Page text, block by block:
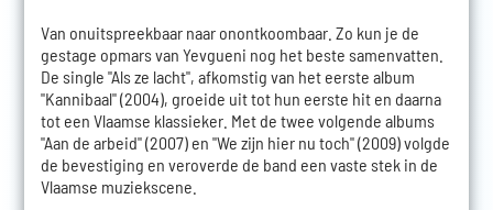
Van onuitspreekbaar naar onontkoombaar. Zo kun je de
gestage opmars van Yevgueni nog het beste samenvatten.
De single "Als ze lacht", afkomstig van het eerste album
"Kannibaal" (2004), groeide uit tot hun eerste hit en daarna
tot een Vlaamse klassieker. Met de twee volgende albums
"Aan de arbeid" (2007) en "We zijn hier nu toch" (2009) volgde
de bevestiging en veroverde de band een vaste stek in de
Vlaamse muziekscene.